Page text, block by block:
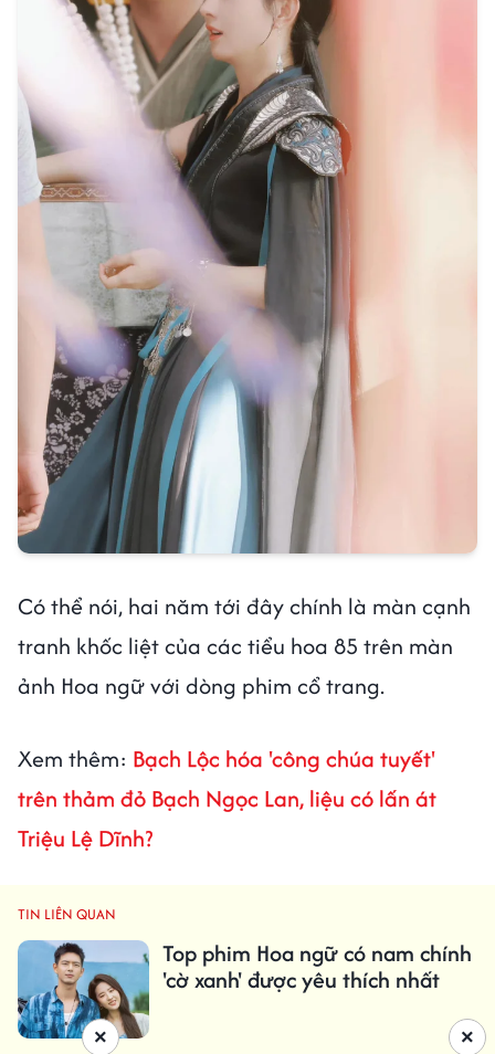
Có thể nói, hai năm tới đây chính là màn cạnh
tranh khốc liệt của các tiểu hoa 85 trên màn
ảnh Hoa ngữ với dòng phim cổ trang.
Xem thêm: Bạch Lộc hóa 'công chúa tuyết'
trên thảm đỏ Bạch Ngọc Lan, liệu có lấn át
Triệu Lệ Dĩnh?
TIN LIÊN QUAN
Top phim Hoa ngữ có nam chính
'cờ xanh' được yêu thích nhất
×
×